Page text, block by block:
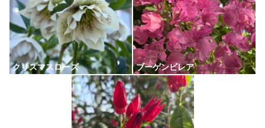
クリスマスローズ ブーゲンビレア